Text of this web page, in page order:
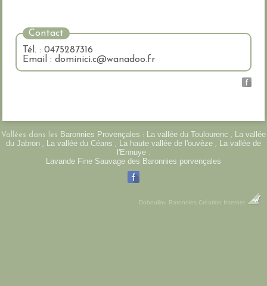
Contact
Tél. : 0475287316
Email : dominici.c@wanadoo.fr
Vallées dans les Baronnies Provençales : La vallée du Toulourenc
La vallée
du Jabron
La vallée du Céans La haute vallée de l'ouvèze
La vallée de
l'Ennuye
Lavande Fine Sauvage des Baronnies porvençales
Dobeuliou Baronnies Création Internet